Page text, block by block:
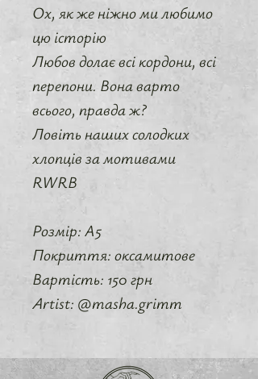
Ox, як же ніжно ми любимо
цю історію
Любов долає всі кордони, всі
перепони. Вона варто
всього, правда ж?
Ловіть наших солодких
хлопців за мотивами
RWRB
Розмір: А5
Покриття: оксамитове
Вартість: 150 грн
Artist: @masha.grimm